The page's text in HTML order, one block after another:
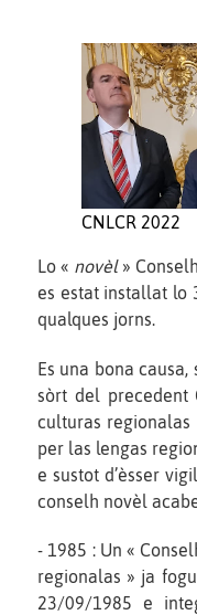
CNLCR 2022
Lo « novèl»
es estat installat lo
qualques jorns.
Es una bona
sòrt del precedent
culturas regionalas
per las lengas
e sustot d’èsser
conselh novèl
- 1985 : Un «
regionalas » ja
23/09/1985 e